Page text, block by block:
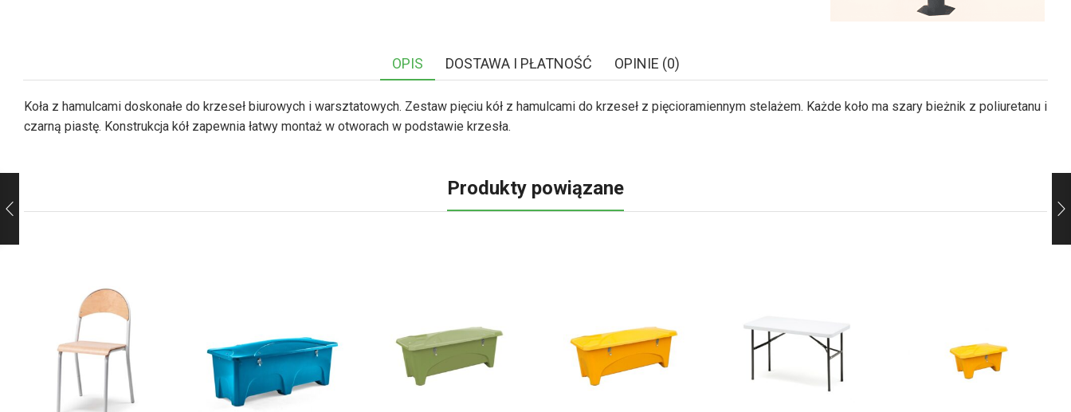
OPIS DOSTAWA I PŁATNOŚĆ OPINIE (0)
Koła z hamulcami doskonałe do krzeseł biurowych i warsztatowych. Zestaw pięciu kół z hamulcami do krzeseł z pięcioramiennym stelażem. Każde koło ma szary bieżnik z poliuretanu i
czarną piastę. Konstrukcja kół zapewnia łatwy montaż w otworach w podstawie krzesła.
Produkty powiązane